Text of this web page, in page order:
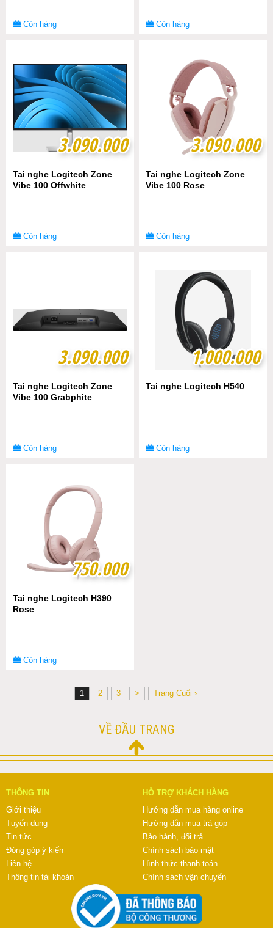
Còn hàng Còn hàng
3.090.000
3.090.000
Tai nghe Logitech Zone
Vibe 100 Offwhite
Còn hàng
3.090.000
3.090.000
Tai nghe Logitech Zone
Vibe 100 Rose
Còn hàng
3.090.000
3.090.000
Tai nghe Logitech Zone
Vibe 100 Grabphite
Còn hàng
1.000.000
1.000.000
Tai nghe Logitech H540
Còn hàng
750.000
750.000
Tai nghe Logitech H390
Rose
Còn hàng
1 2 3 > Trang Cuối ›
VỀ ĐẦU TRANG
THÔNG TIN
Giới thiệu
Tuyển dụng
Tin tức
Đóng góp ý kiến
Liên hệ
Thông tin tài khoản
HỖ TRỢ KHÁCH HÀNG
Hướng dẫn mua hàng online
Hướng dẫn mua trả góp
Bảo hành, đổi trả
Chính sách bảo mật
Hình thức thanh toán
Chính sách vận chuyển